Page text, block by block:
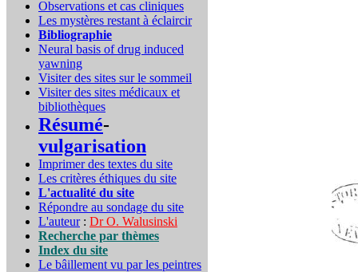
Observations et cas cliniques
Les mystères restant à éclaircir
Bibliographie
Neural basis of drug induced
yawning
Visiter des sites sur le sommeil
Visiter des sites médicaux et
bibliothèques
Résumé-
vulgarisation
Imprimer des textes du site
Les critères éthiques du site
L'actualité du site
Répondre au sondage du site
L'auteur: Dr O. Walusinski
Recherche par thèmes
Index du site
Le bâillement vu par les peintres